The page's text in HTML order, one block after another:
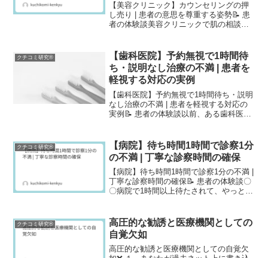
【美容クリニック】カウンセリングの押
し売り | 患者の意思を尊重する姿勢📝 患
者の体験談美容クリニックで肌の相談に
すが、途中から「お試しじゃ効果がな
い」「最低でも50...
クチコミ研究®
【歯科医院】予約無視で1時間待
ち・説明なし治療の不満 | 患者を
軽視する対応の実例
【歯科医院】予約無視で1時間待ち・説明
なし治療の不満 | 患者を軽視する対応の
実例📝 患者の体験談以前、ある歯科医院
や説明もありませんでした。診療自体
も、担当医が急い...
クチコミ研究®
【病院】待ち時間1時間で診察1分
の不満 | 丁寧な診察時間の確保
【病院】待ち時間1時間で診察1分の不満 |
丁寧な診察時間の確保📝 患者の体験談〇
〇病院で1時間以上待たされて、やっと診
た。「最近、体がだるくて頭痛もあっ
て…」と説明し...
クチコミ研究®
高圧的な勧誘と医療機関としての
自覚欠如
高圧的な勧誘と医療機関としての自覚欠